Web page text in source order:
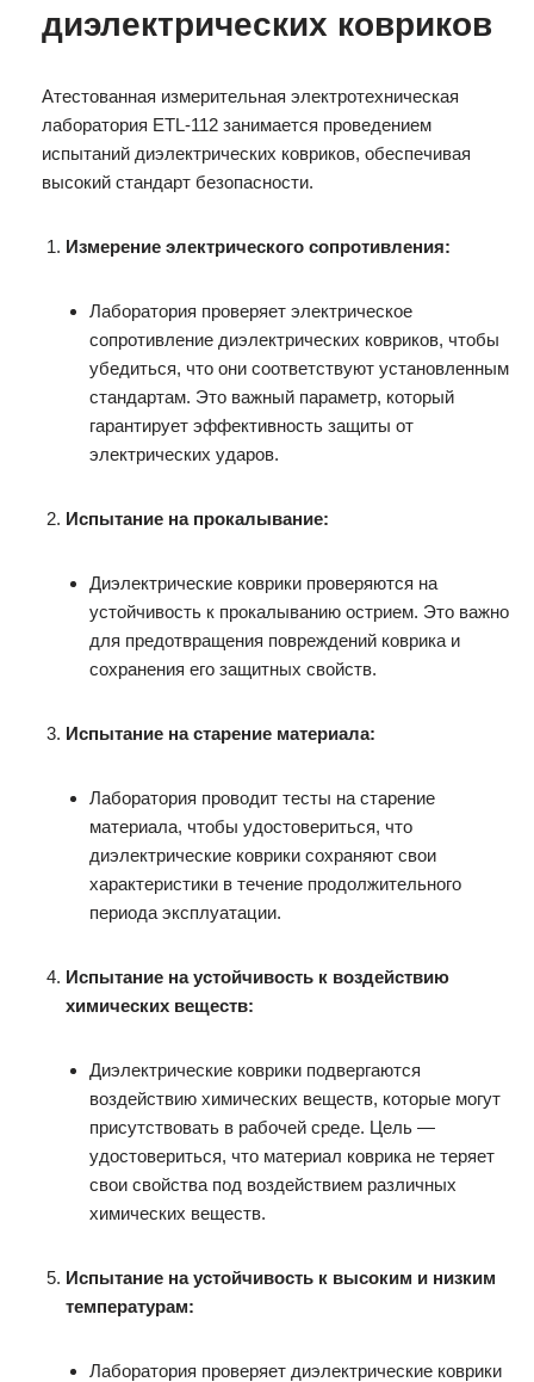
диэлектрических ковриков
Атестованная измерительная электротехническая
лаборатория ETL-112 занимается проведением
испытаний диэлектрических ковриков, обеспечивая
высокий стандарт безопасности.
Измерение электрического сопротивления:
Лаборатория проверяет электрическое
сопротивление диэлектрических ковриков, чтобы
убедиться, что они соответствуют установленным
стандартам. Это важный параметр, который
гарантирует эффективность защиты от
электрических ударов.
Испытание на прокалывание:
Диэлектрические коврики проверяются на
устойчивость к прокалыванию острием. Это важно
для предотвращения повреждений коврика и
сохранения его защитных свойств.
Испытание на старение материала:
Лаборатория проводит тесты на старение
материала, чтобы удостовериться, что
диэлектрические коврики сохраняют свои
характеристики в течение продолжительного
периода эксплуатации.
Испытание на устойчивость к воздействию
химических веществ:
Диэлектрические коврики подвергаются
воздействию химических веществ, которые могут
присутствовать в рабочей среде. Цель —
удостовериться, что материал коврика не теряет
свои свойства под воздействием различных
химических веществ.
Испытание на устойчивость к высоким и низким
температурам:
Лаборатория проверяет диэлектрические коврики